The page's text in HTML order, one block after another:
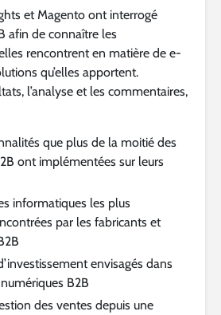
et Magento ont interrogé
afin de connaître les
rencontrent en matière de e-
qu’elles apportent.
l’analyse et les commentaires,
que plus de la moitié des
ont implémentées sur leurs
informatiques les plus
par les fabricants et
envisagés dans
B2B
des ventes depuis une